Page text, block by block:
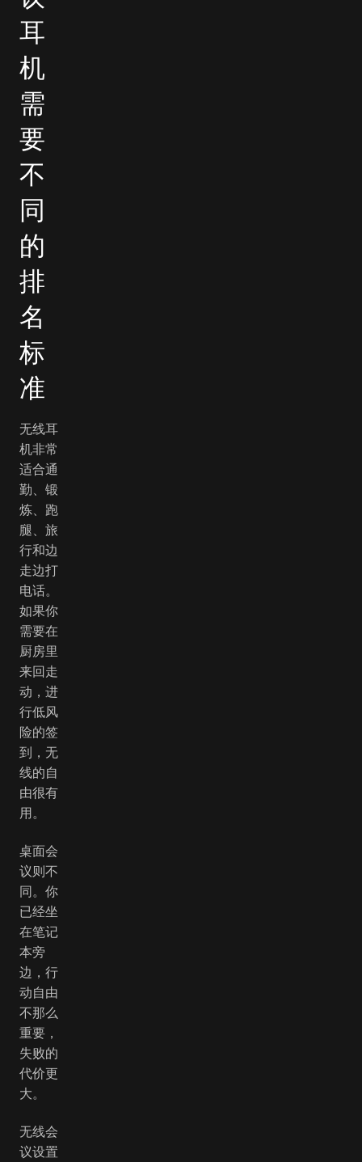
耳
机
需
要
不
同
的
排
名
标
准
无线耳
机非常
适合通
勤、锻
炼、跑
腿、旅
行和边
走边打
电话。
如果你
需要在
厨房里
来回走
动，进
行低风
险的签
到，无
线的自
由很有
用。
桌面会
议则不
同。你
已经坐
在笔记
本旁
边，行
动自由
不那么
重要，
失败的
代价更
大。
无线会
议设置